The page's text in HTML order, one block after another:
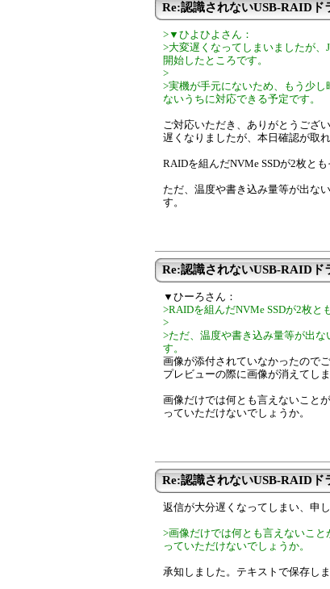
Re:認識されないUSB-RAIDド
>▼ひよひよさん：
>大変遅くなってしまいましたが
開始したところです。
>
>実機が手元にないため、もう少
ないうちに対応できる予定です。
ご対応いただき、ありがとうござい
遅くなりましたが、本日確認が取
RAIDを組んだNVMe SSDが2枚と
ただ、温度や書き込み量等が出な
す。
Re:認識されないUSB-RAIDド
▼ひーろさん：
>RAIDを組んだNVMe SSDが2枚と
>
>ただ、温度や書き込み量等が出
す。
画像が添付されていなかったので
プレビューの際に画像が消えてし
画像だけでは何とも言えないこと
っていただけないでしょうか。
Re:認識されないUSB-RAIDド
返信が大分遅くなってしまい、申
>画像だけでは何とも言えないこ
っていただけないでしょうか。
承知しました。テキストで保存し